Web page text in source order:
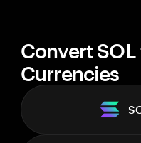
Convert
Currencies